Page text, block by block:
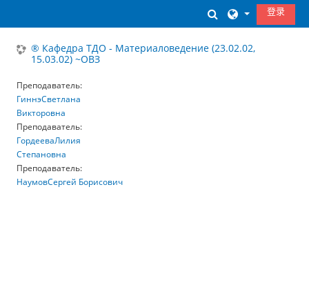
切换搜索输入
登录
® Кафедра ТДО - Материаловедение (23.02.02,
15.03.02) ~ОВЗ
Преподаватель:
ГиннэСветлана
Викторовна
Преподаватель:
ГордееваЛилия
Степановна
Преподаватель:
НаумовСергей Борисович